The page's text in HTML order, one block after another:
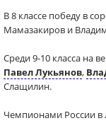
В 8 классе победу в
Мамазакиров и
Среди 9-10 класса на
Павел Лукьянов,
Слащилин.
Чемпионами России в